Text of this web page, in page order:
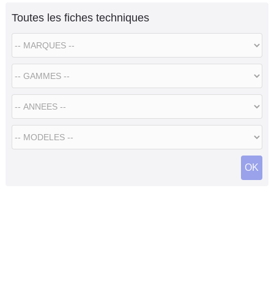
Toutes les fiches techniques